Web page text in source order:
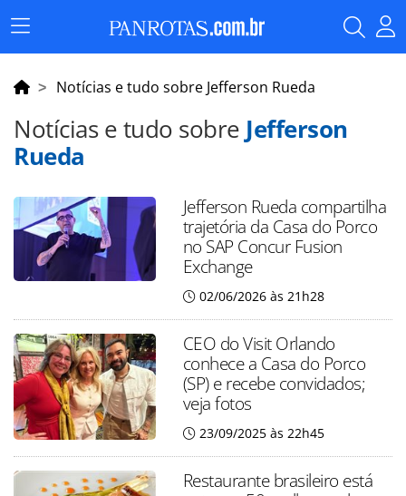
Menu
Principal
Notícias e tudo sobre Jefferson Rueda
Notícias e tudo sobre Jefferson
Rueda
Jefferson Rueda compartilha
trajetória da Casa do Porco
no SAP Concur Fusion
Exchange
02/06/2026 às 21h28
CEO do Visit Orlando
conhece a Casa do Porco
(SP) e recebe convidados;
veja fotos
23/09/2025 às 22h45
Restaurante brasileiro está